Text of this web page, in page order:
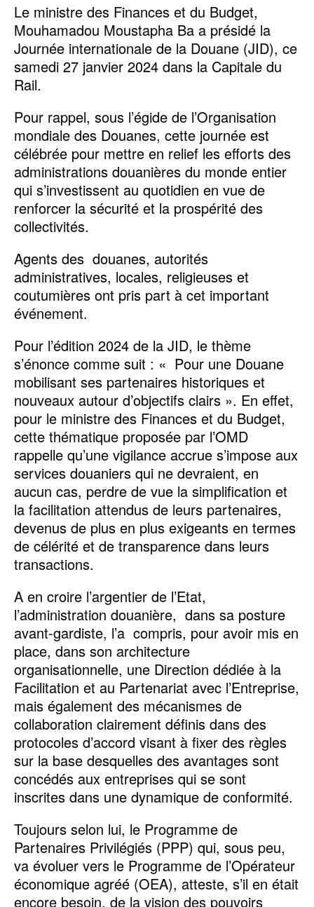
Le ministre des Finances et du Budget,
Mouhamadou Moustapha Ba a présidé la
Journée internationale de la Douane (JID), ce
samedi 27 janvier 2024 dans la Capitale du
Rail.
Pour rappel, sous l’égide de l’Organisation
mondiale des Douanes, cette journée est
célébrée pour mettre en relief les efforts des
administrations douanières du monde entier
qui s’investissent au quotidien en vue de
renforcer la sécurité et la prospérité des
collectivités.
Agents des douanes, autorités
administratives, locales, religieuses et
coutumières ont pris part à cet important
événement.
Pour l’édition 2024 de la JID, le thème
s’énonce comme suit : « Pour une Douane
mobilisant ses partenaires historiques et
nouveaux autour d’objectifs clairs ». En effet,
pour le ministre des Finances et du Budget,
cette thématique proposée par l’OMD
rappelle qu’une vigilance accrue s’impose aux
services douaniers qui ne devraient, en
aucun cas, perdre de vue la simplification et
la facilitation attendus de leurs partenaires,
devenus de plus en plus exigeants en termes
de célérité et de transparence dans leurs
transactions.
A en croire l’argentier de l’Etat,
l’administration douanière, dans sa posture
avant-gardiste, l’a compris, pour avoir mis en
place, dans son architecture
organisationnelle, une Direction dédiée à la
Facilitation et au Partenariat avec l’Entreprise,
mais également des mécanismes de
collaboration clairement définis dans des
protocoles d’accord visant à fixer des règles
sur la base desquelles des avantages sont
concédés aux entreprises qui se sont
inscrites dans une dynamique de conformité.
Toujours selon lui, le Programme de
Partenaires Privilégiés (PPP) qui, sous peu,
va évoluer vers le Programme de l’Opérateur
économique agréé (OEA), atteste, s’il en était
encore besoin, de la vision des pouvoirs